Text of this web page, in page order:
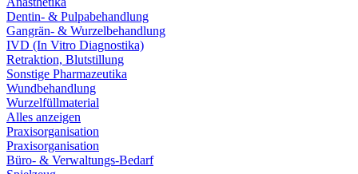
Dentin- & Pulpabehandlung
Gangrän- & Wurzelbehandlung
IVD (In Vitro Diagnostika)
Retraktion, Blutstillung
Sonstige Pharmazeutika
Wundbehandlung
Wurzelfüllmaterial
Alles anzeigen
Praxisorganisation
Praxisorganisation
Büro- & Verwaltungs-Bedarf